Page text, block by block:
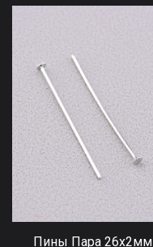
Пины Пара 26x2мм